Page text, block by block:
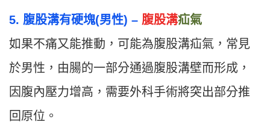
5. 腹股溝有硬塊(男性) – 腹股溝疝氣
如果不痛又能推動，可能為腹股溝疝氣，常見
於男性，由腸的一部分通過腹股溝壁而形成，
因腹內壓力增高，需要外科手術將突出部分推
回原位。